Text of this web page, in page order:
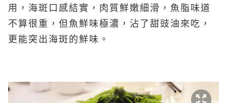
用，海斑口感結實，肉質鮮嫩細滑，魚脂味道
不算很重，但魚鮮味極濃，沾了甜豉油來吃，
更能突出海斑的鮮味。